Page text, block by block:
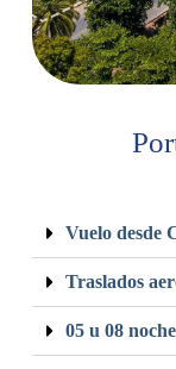
Vuelo desde
Traslados
05 u 08